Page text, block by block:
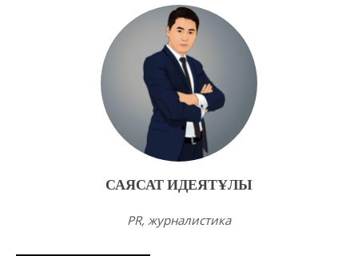
САЯСАТ ИДЕЯТҰЛЫ
PR, журналистика